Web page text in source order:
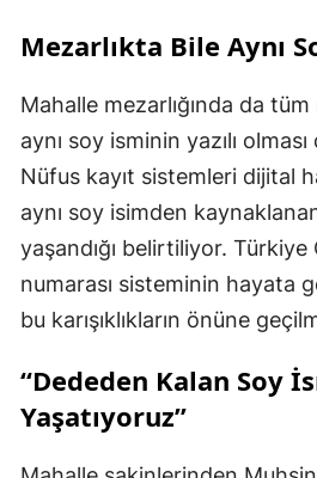
Mezarlıkta Bile Aynı
Mahalle mezarlığında da
aynı soy isminin yazılı
Nüfus kayıt sistemleri dijital
aynı soy isimden kaynaklanan
yaşandığı belirtiliyor.
numarası sisteminin hayata
bu karışıklıkların önüne
“Dededen Kalan Soy
Yaşatıyoruz”